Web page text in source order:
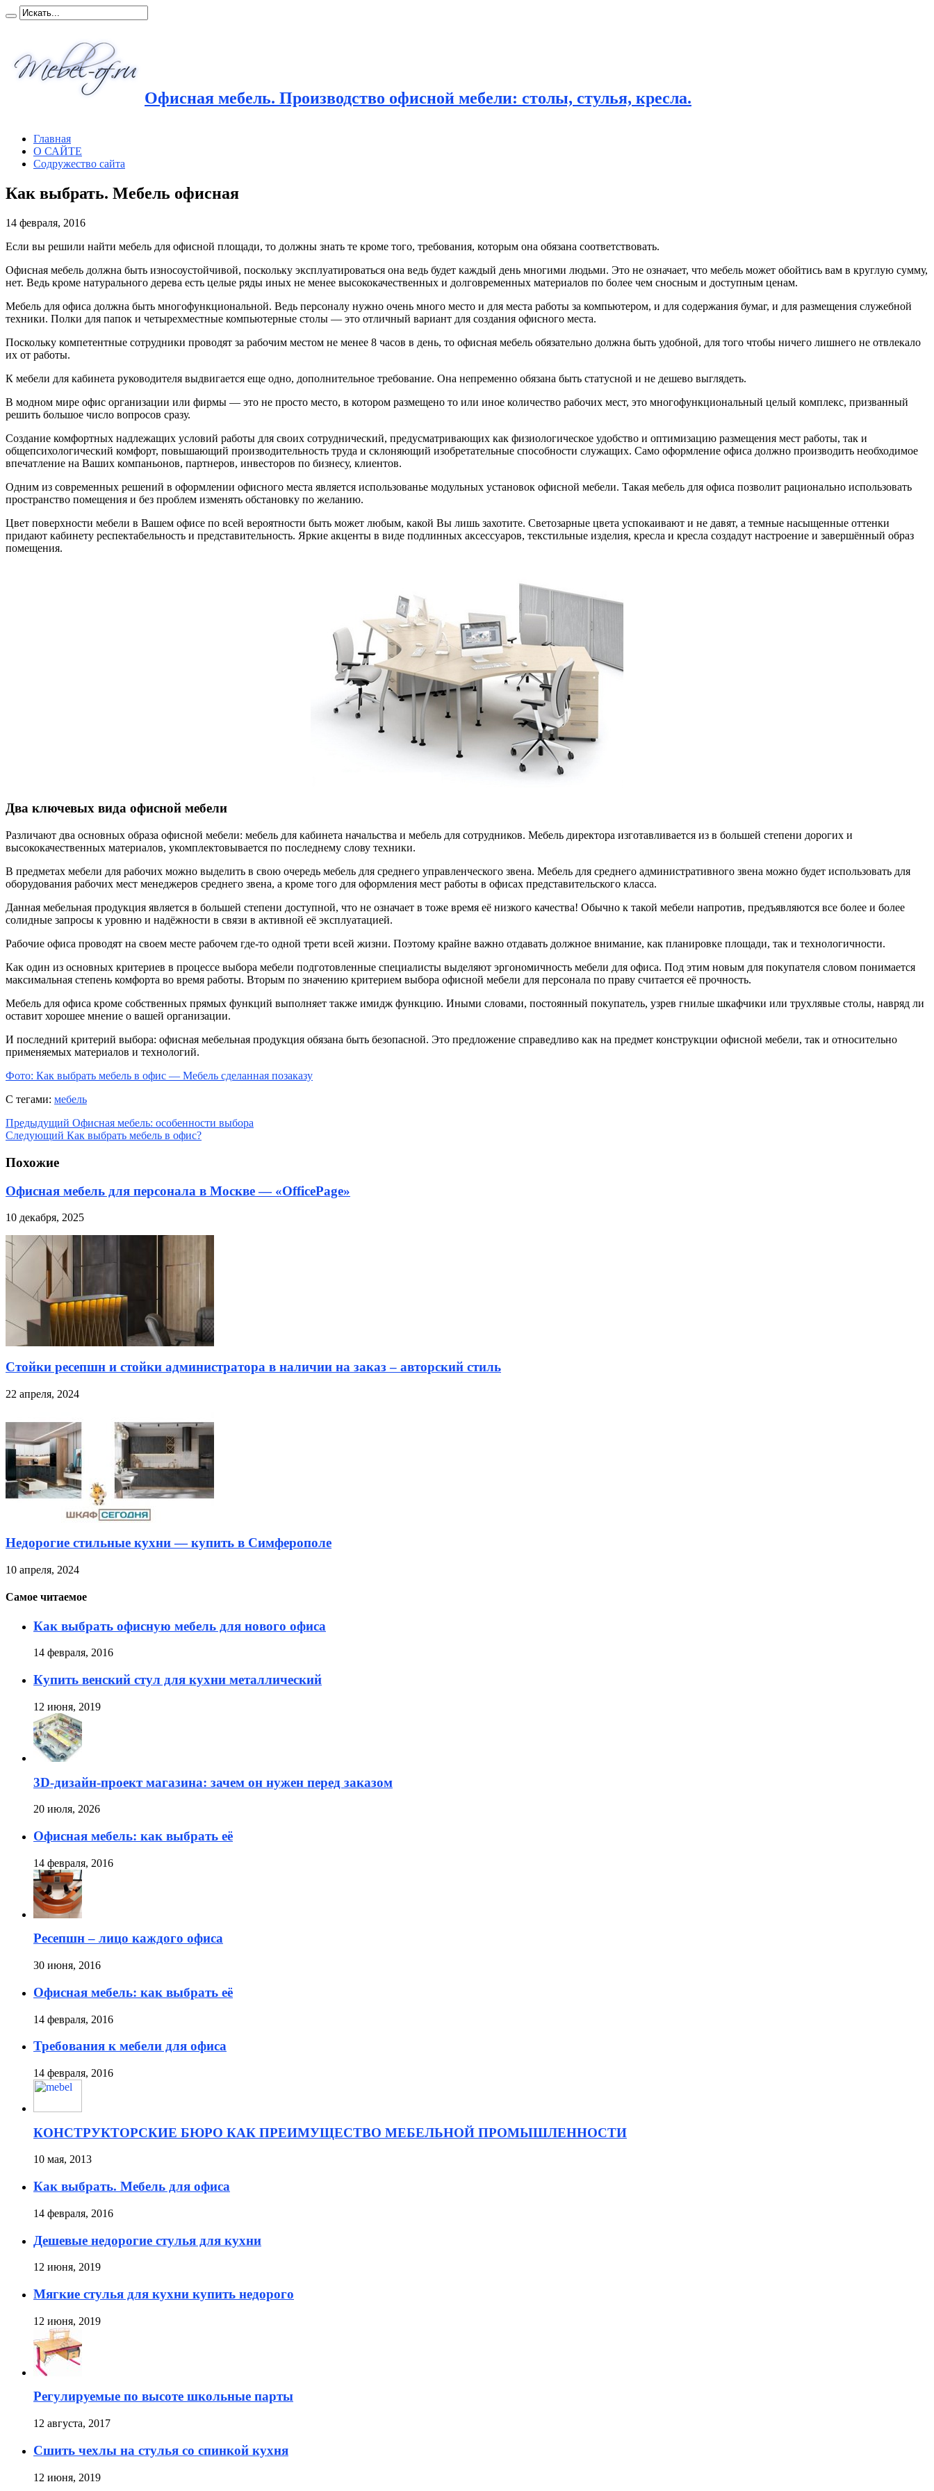
Офисная мебель. Производство офисной мебели: столы, стулья, кресла.
Главная
О САЙТЕ
Содружество сайта
Как выбрать. Мебель офисная
14 февраля, 2016
Если вы решили найти мебель для офисной площади, то должны знать те кроме того, требования, которым она обязана соответствовать.
Офисная мебель должна быть износоустойчивой, поскольку эксплуатироваться она ведь будет каждый день многими людьми. Это не означает, что мебель может обойтись вам в круглую сумму,
нет. Ведь кроме натурального дерева есть целые ряды иных не менее высококачественных и долговременных материалов по более чем сносным и доступным ценам.
Мебель для офиса должна быть многофункциональной. Ведь персоналу нужно очень много место и для места работы за компьютером, и для содержания бумаг, и для размещения служебной
техники. Полки для папок и четырехместные компьютерные столы — это отличный вариант для создания офисного места.
Поскольку компетентные сотрудники проводят за рабочим местом не менее 8 часов в день, то офисная мебель обязательно должна быть удобной, для того чтобы ничего лишнего не отвлекало
их от работы.
К мебели для кабинета руководителя выдвигается еще одно, дополнительное требование. Она непременно обязана быть статусной и не дешево выглядеть.
В модном мире офис организации или фирмы — это не просто место, в котором размещено то или иное количество рабочих мест, это многофункциональный целый комплекс, призванный
решить большое число вопросов сразу.
Создание комфортных надлежащих условий работы для своих сотруднический, предусматривающих как физиологическое удобство и оптимизацию размещения мест работы, так и
общепсихологический комфорт, повышающий производительность труда и склоняющий изобретательные способности служащих. Само оформление офиса должно производить необходимое
впечатление на Ваших компаньонов, партнеров, инвесторов по бизнесу, клиентов.
Одним из современных решений в оформлении офисного места является использованье модульных установок офисной мебели. Такая мебель для офиса позволит рационально использовать
пространство помещения и без проблем изменять обстановку по желанию.
Цвет поверхности мебели в Вашем офисе по всей вероятности быть может любым, какой Вы лишь захотите. Светозарные цвета успокаивают и не давят, а темные насыщенные оттенки
придают кабинету респектабельность и представительность. Яркие акценты в виде подлинных аксессуаров, текстильные изделия, кресла и кресла создадут настроение и завершённый образ
помещения.
Два ключевых вида офисной мебели
Различают два основных образа офисной мебели: мебель для кабинета начальства и мебель для сотрудников. Мебель директора изготавливается из в большей степени дорогих и
высококачественных материалов, укомплектовывается по последнему слову техники.
В предметах мебели для рабочих можно выделить в свою очередь мебель для среднего управленческого звена. Мебель для среднего административного звена можно будет использовать для
оборудования рабочих мест менеджеров среднего звена, а кроме того для оформления мест работы в офисах представительского класса.
Данная мебельная продукция является в большей степени доступной, что не означает в тоже время её низкого качества! Обычно к такой мебели напротив, предъявляются все более и более
солидные запросы к уровню и надёжности в связи в активной её эксплуатацией.
Рабочие офиса проводят на своем месте рабочем где-то одной трети всей жизни. Поэтому крайне важно отдавать должное внимание, как планировке площади, так и технологичности.
Как один из основных критериев в процессе выбора мебели подготовленные специалисты выделяют эргономичность мебели для офиса. Под этим новым для покупателя словом понимается
максимальная степень комфорта во время работы. Вторым по значению критерием выбора офисной мебели для персонала по праву считается её прочность.
Мебель для офиса кроме собственных прямых функций выполняет также имидж функцию. Иными словами, постоянный покупатель, узрев гнилые шкафчики или трухлявые столы, навряд ли
оставит хорошее мнение о вашей организации.
И последний критерий выбора: офисная мебельная продукция обязана быть безопасной. Это предложение справедливо как на предмет конструкции офисной мебели, так и относительно
применяемых материалов и технологий.
Фото: Как выбрать мебель в офис — Мебель сделанная позаказу
С тегами: мебель
Предыдущий Офисная мебель: особенности выбора
Следующий Как выбрать мебель в офис?
Похожие
Офисная мебель для персонала в Москве — «OfficePage»
10 декабря, 2025
Стойки ресепшн и стойки администратора в наличии на заказ – авторский стиль
22 апреля, 2024
Недорогие стильные кухни — купить в Симферополе
10 апреля, 2024
Самое читаемое
Как выбрать офисную мебель для нового офиса
14 февраля, 2016
Купить венский стул для кухни металлический
12 июня, 2019
3D-дизайн-проект магазина: зачем он нужен перед заказом
20 июля, 2026
Офисная мебель: как выбрать её
14 февраля, 2016
Ресепшн – лицо каждого офиса
30 июня, 2016
Офисная мебель: как выбрать её
14 февраля, 2016
Требования к мебели для офиса
14 февраля, 2016
КОНСТРУКТОРСКИЕ БЮРО КАК ПРЕИМУЩЕСТВО МЕБЕЛЬНОЙ ПРОМЫШЛЕННОСТИ
10 мая, 2013
Как выбрать. Мебель для офиса
14 февраля, 2016
Дешевые недорогие стулья для кухни
12 июня, 2019
Мягкие стулья для кухни купить недорого
12 июня, 2019
Регулируемые по высоте школьные парты
12 августа, 2017
Сшить чехлы на стулья со спинкой кухня
12 июня, 2019